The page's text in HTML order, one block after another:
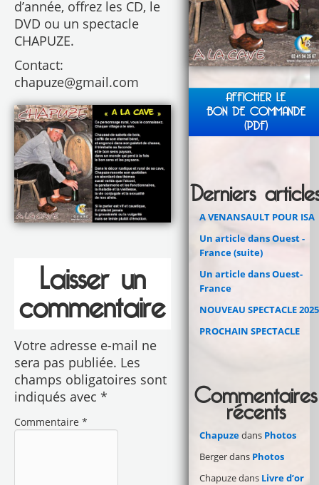
d’année, offrez les CD, le
DVD ou un spectacle
CHAPUZE.
Contact:
chapuze@gmail.com
Laisser un
commentaire
Votre adresse e-mail ne
sera pas publiée. Les
champs obligatoires sont
indiqués avec *
Commentaire *
AFFICHER LE
BON DE COMMANDE
(PDF)
Derniers
A VENANSAULT POUR ISA
Un article dans Ouest -
France (suite)
Un article dans Ouest-
France
NOUVEAU SPECTACLE 2025
PROCHAIN SPECTACLE
Commentaires
récents
Chapuzedans Photos
Bergerdans Photos
Chapuzedans Livre d’or